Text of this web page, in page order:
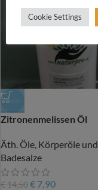
-46%
Zitronenmelissen Öl
Äth. Öle, Körperöle und
Badesalze
€14,50€ 7,90
Cookie Settings